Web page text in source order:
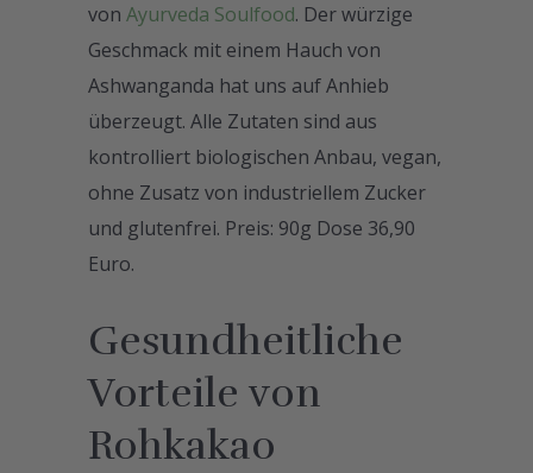
von Ayurveda Soulfood. Der würzige
Geschmack mit einem Hauch von
Ashwanganda hat uns auf Anhieb
überzeugt. Alle Zutaten sind aus
kontrolliert biologischen Anbau, vegan,
ohne Zusatz von industriellem Zucker
und glutenfrei. Preis: 90g Dose 36,90
Euro.
Gesundheitliche
Vorteile von
Rohkakao